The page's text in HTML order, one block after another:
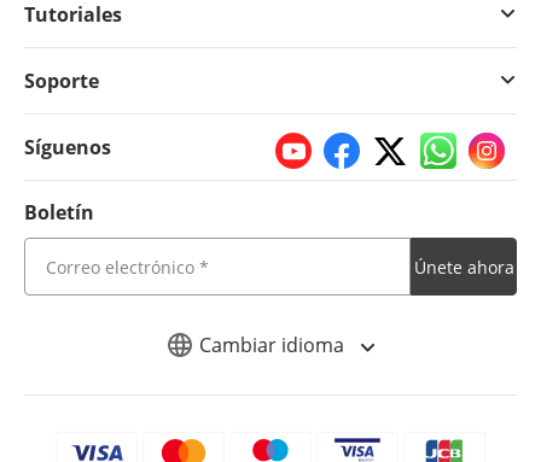
Cambiar idioma
Tutoriales
Soporte
Síguenos
Boletín
Únete ahora